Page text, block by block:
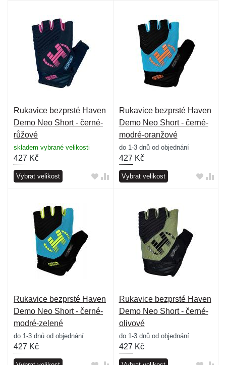
Rukavice bezprsté Haven
Demo Neo Short - černé-
růžové
skladem vybrané velikosti
427 Kč
Vybrat velikost
Rukavice bezprsté Haven
Demo Neo Short - černé-
modré-oranžové
do 1-3 dnů od objednání
427 Kč
Vybrat velikost
Rukavice bezprsté Haven
Demo Neo Short - černé-
modré-zelené
do 1-3 dnů od objednání
427 Kč
Rukavice bezprsté Haven
Demo Neo Short - černé-
olivové
do 1-3 dnů od objednání
427 Kč